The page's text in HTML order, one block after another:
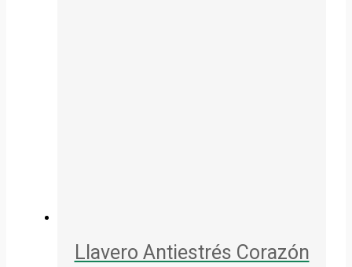
Llavero Antiestrés Corazón